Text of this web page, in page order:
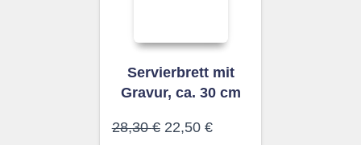
Servierbrett mit
Gravur, ca. 30 cm
28,30€ Ursprünglicher
22,50 €Aktueller